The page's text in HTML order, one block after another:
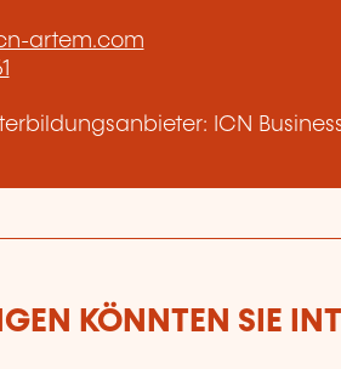
artem.com
ICN
KÖNNTEN SIE